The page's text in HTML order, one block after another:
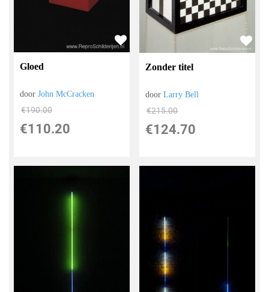
Gloed
doorJohn McCracken
€190.00
€110.20
Zonder titel
doorLarry Bell
€215.00
€124.70